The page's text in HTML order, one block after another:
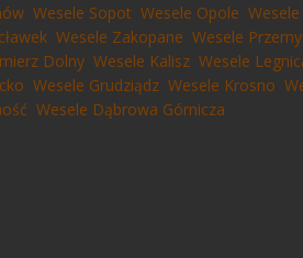
Wesele Sopot Wesele Opole
Wesele Zakopane Wesele
Dolny Wesele Kalisz Wesele
Wesele Grudziądz Wesele Krosno
Wesele Dąbrowa Górnicza